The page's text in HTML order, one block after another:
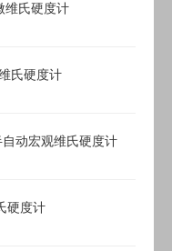
维氏硬度计
氏硬度计
动宏观维氏硬度计
硬度计